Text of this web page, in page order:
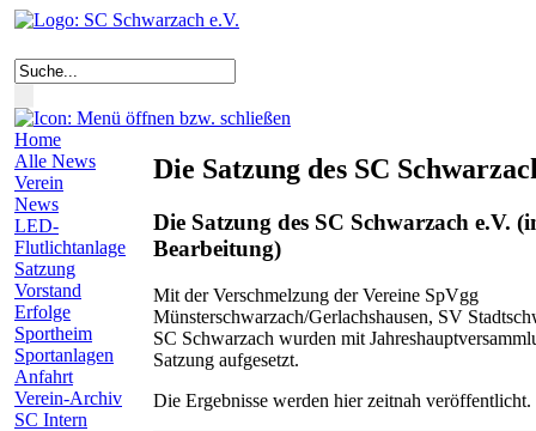
Home
Alle News
Verein
News
LED-
Flutlichtanlage
Satzung
Vorstand
Erfolge
Sportheim
Sportanlagen
Anfahrt
Verein-Archiv
SC Intern
Die Satzung des SC
Die Satzung des SC Schwarzach e.V.
Bearbeitung)
Mit der Verschmelzung der Vereine SpVgg
Münsterschwarzach/Gerlachshausen, SV
SC Schwarzach wurden mit
Satzung aufgesetzt.
Die Ergebnisse werden hier zeitnah veröffentlicht.